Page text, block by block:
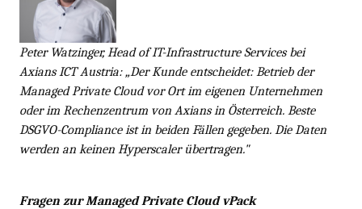
Peter Watzinger, Head of IT-Infrastructure Services bei
Axians ICT Austria: „Der Kunde entscheidet: Betrieb der
Managed Private Cloud vor Ort im eigenen Unternehmen
oder im Rechenzentrum von Axians in Österreich. Beste
DSGVO-Compliance ist in beiden Fällen gegeben. Die Daten
werden an keinen Hyperscaler übertragen."
Fragen zur Managed Private Cloud vPack